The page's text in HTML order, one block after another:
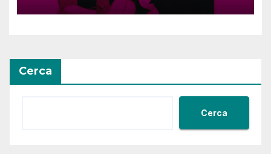
Cerca
Cerca